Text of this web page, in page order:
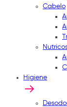
Cabelo
Higiene